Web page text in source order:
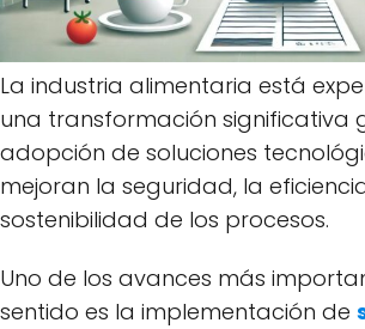
La industria alimentaria está
una transformación significativa
adopción de soluciones
mejoran la seguridad, la
sostenibilidad de los procesos.
Uno de los avances más
sentido es la implementación de